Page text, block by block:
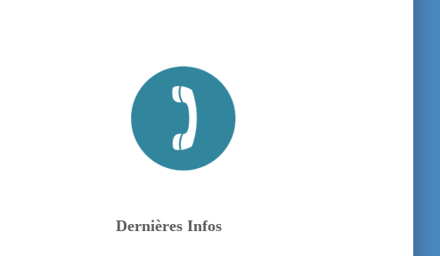
Dernières Infos